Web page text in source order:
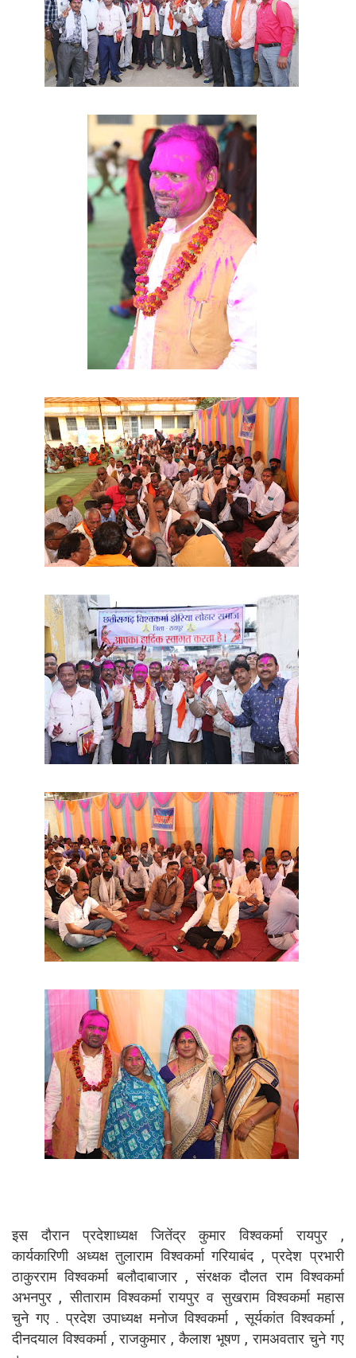
इस दौरान प्रदेशाध्यक्ष जितेंद्र कुमार विश्वकर्मा रायपुर ,
कार्यकारिणी अध्यक्ष तुलाराम विश्वकर्मा गरियाबंद , प्रदेश प्रभारी
ठाकुरराम विश्वकर्मा बलौदाबाजार , संरक्षक दौलत राम विश्वकर्मा
अभनपुर , सीताराम विश्वकर्मा रायपुर व सुखराम विश्वकर्मा महास
चुने गए . प्रदेश उपाध्यक्ष मनोज विश्वकर्मा , सूर्यकांत विश्वकर्मा ,
दीनदयाल विश्वकर्मा , राजकुमार , कैलाश भूषण , रामअवतार चुने गए